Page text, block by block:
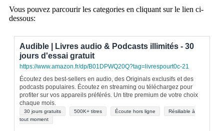
Vous pouvez parcourir les categories en cliquant sur le lien ci-
dessous:
Audible | Livres audio & Podcasts illimités - 30
jours d'essai gratuit
https://www.amazon.fr/dp/B01DPWQ20Q?tag=livrespourt0c-21
Écoutez des best-sellers en audio, des Originals exclusifs et des
podcasts populaires. Écoutez en streaming ou téléchargez pour
profiter sur vos appareils préférés. Un titre premium de votre choix
chaque mois.
30 jours gratuits 500K+ titres Écoute hors ligne
Résiliable à
tout moment